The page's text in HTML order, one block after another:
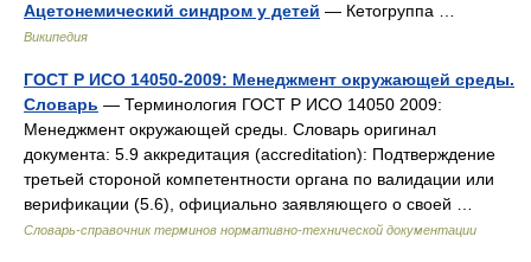
Ацетонемический синдром у детей — Кетогруппа …
Википедия
ГОСТ Р ИСО 14050-2009: Менеджмент окружающей среды.
Словарь — Терминология ГОСТ Р ИСО 14050 2009:
Менеджмент окружающей среды. Словарь оригинал
документа: 5.9 аккредитация (accreditation): Подтверждение
третьей стороной компетентности органа по валидации или
верификации (5.6), официально заявляющего о своей …
Словарь-справочник терминов нормативно-технической документации